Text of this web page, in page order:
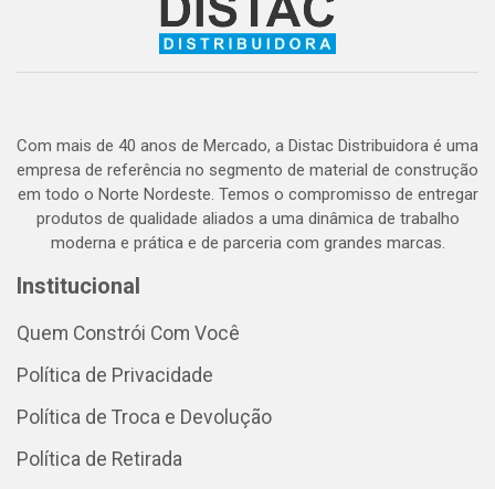
Com mais de 40 anos de Mercado, a Distac Distribuidora é uma
empresa de referência no segmento de material de construção
em todo o Norte Nordeste. Temos o compromisso de entregar
produtos de qualidade aliados a uma dinâmica de trabalho
moderna e prática e de parceria com grandes marcas.
Institucional
Quem Constrói Com Você
Política de Privacidade
Política de Troca e Devolução
Política de Retirada